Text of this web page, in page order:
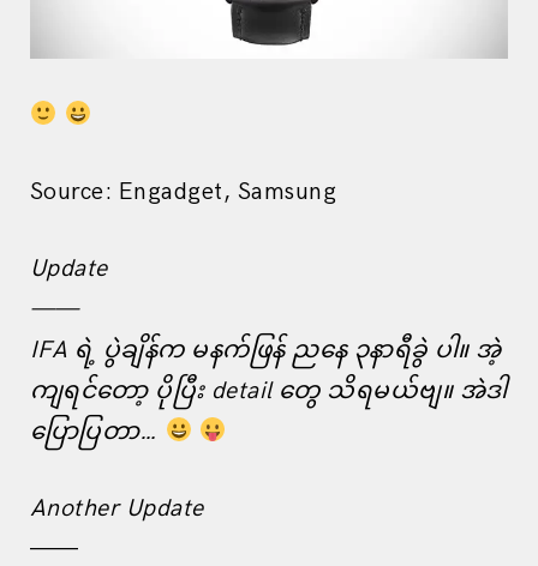
Source: Engadget, Samsung
Update
——
IFA ရဲ့ ပွဲချိန်က မနက်ဖြန် ညနေ ၃နာရီခွဲ ပါ။ အဲ့
ကျရင်တော့ ပိုပြီး detail တွေ သိရမယ်ဗျ။ အဲဒါ
ပြောပြတာ…
Another Update
——